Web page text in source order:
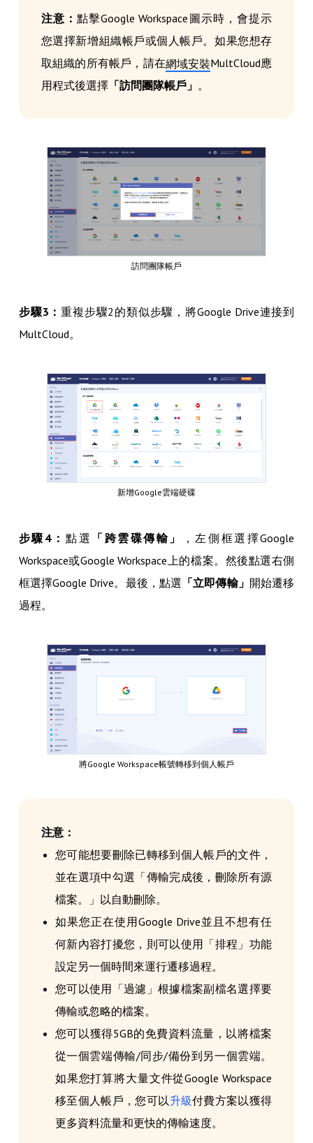
注意：點擊Google Workspace圖示時，會提示
您選擇新增組織帳戶或個人帳戶。如果您想存
取組織的所有帳戶，請在網域安裝MultCloud應
用程式後選擇「訪問團隊帳戶」 。
訪問團隊帳戶
步驟3：重複步驟2的類似步驟，將Google Drive連接到
MultCloud。
新增Google雲端硬碟
步驟4：點選 「跨雲碟傳輸」
，左側框選擇Google
Workspace或Google Workspace上的檔案。然後點選右側
框選擇Google Drive。最後，點選 「立即傳輸」 開始遷移
過程。
將Google Workspace帳號轉移到個人帳戶
注意：
您可能想要刪除已轉移到個人帳戶的文件，
並在選項中勾選「傳輸完成後，刪除所有源
檔案。」以自動刪除。
如果您正在使用Google Drive並且不想有任
何新內容打擾您，則可以使用「排程」功能
設定另一個時間來運行遷移過程。
您可以使用「過濾」根據檔案副檔名選擇要
傳輸或忽略的檔案。
您可以獲得5GB的免費資料流量，以將檔案
從一個雲端傳輸/同步/備份到另一個雲端。
如果您打算將大量文件從Google Workspace
移至個人帳戶，您可以 升級付費方案以獲得
更多資料流量和更快的傳輸速度。